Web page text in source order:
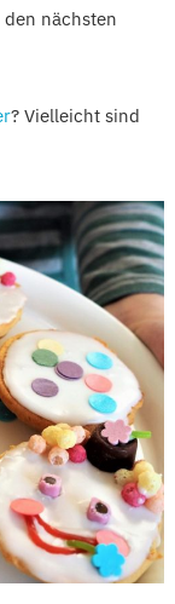
nächsten
? Vielleicht sind